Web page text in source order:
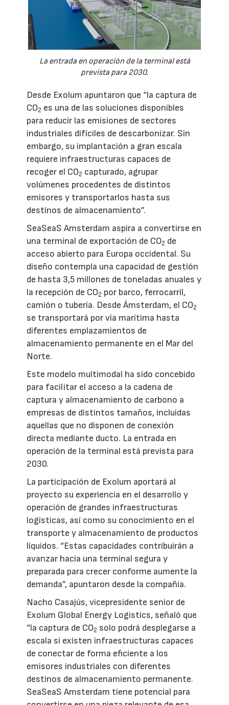
La entrada en operación de la terminal está
prevista para 2030.
Desde Exolum apuntaron que “la captura de
CO2 es una de las soluciones disponibles
para reducir las emisiones de sectores
industriales difíciles de descarbonizar. Sin
embargo, su implantación a gran escala
requiere infraestructuras capaces de
recoger el CO2 capturado, agrupar
volúmenes procedentes de distintos
emisores y transportarlos hasta sus
destinos de almacenamiento”.
SeaSeaS Amsterdam aspira a convertirse en
una terminal de exportación de CO2 de
acceso abierto para Europa occidental. Su
diseño contempla una capacidad de gestión
de hasta 3,5 millones de toneladas anuales y
la recepción de CO2 por barco, ferrocarril,
camión o tubería. Desde Ámsterdam, el CO2
se transportará por vía marítima hasta
diferentes emplazamientos de
almacenamiento permanente en el Mar del
Norte.
Este modelo multimodal ha sido concebido
para facilitar el acceso a la cadena de
captura y almacenamiento de carbono a
empresas de distintos tamaños, incluidas
aquellas que no disponen de conexión
directa mediante ducto. La entrada en
operación de la terminal está prevista para
2030.
La participación de Exolum aportará al
proyecto su experiencia en el desarrollo y
operación de grandes infraestructuras
logísticas, así como su conocimiento en el
transporte y almacenamiento de productos
líquidos. “Estas capacidades contribuirán a
avanzar hacia una terminal segura y
preparada para crecer conforme aumente la
demanda”, apuntaron desde la compañía.
Nacho Casajús, vicepresidente senior de
Exolum Global Energy Logistics, señaló que
“la captura de CO2 solo podrá desplegarse a
escala si existen infraestructuras capaces
de conectar de forma eficiente a los
emisores industriales con diferentes
destinos de almacenamiento permanente.
SeaSeaS Amsterdam tiene potencial para